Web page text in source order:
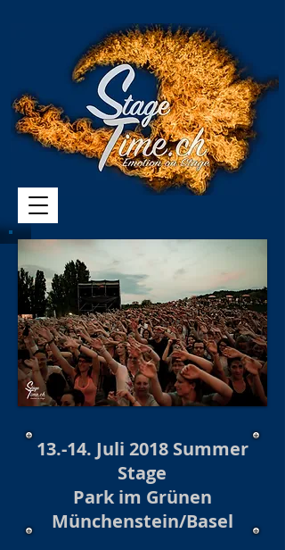
13.-14. Juli 2018 Summer
Stage
Park im Grünen
Münchenstein/Basel